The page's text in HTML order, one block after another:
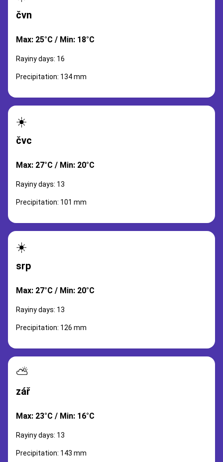
čvn
Max: 25°C / Min: 18°C
Rayiny days: 16
Precipitation: 134 mm
☀️
čvc
Max: 27°C / Min: 20°C
Rayiny days: 13
Precipitation: 101 mm
☀️
srp
Max: 27°C / Min: 20°C
Rayiny days: 13
Precipitation: 126 mm
⛅
zář
Max: 23°C / Min: 16°C
Rayiny days: 13
Precipitation: 143 mm